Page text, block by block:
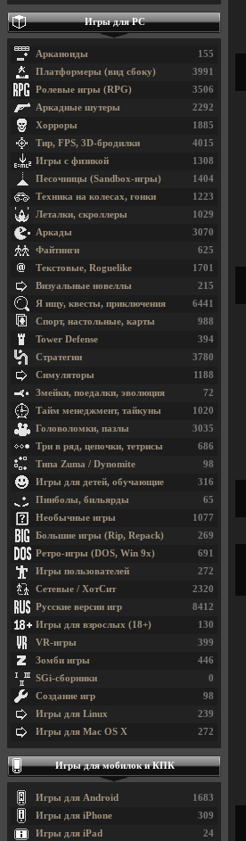
Игры для PC
155
Арканоиды
3991
Платформеры (вид сбоку)
3506
Ролевые игры (RPG)
2292
Аркадные шутеры
1885
Хорроры
4015
Тир, FPS, 3D-бродилки
1308
Игры с физикой
1404
Песочницы (Sandbox-игры)
1223
Техника на колесах, гонки
1029
Леталки, скроллеры
3070
Аркады
625
Файтинги
1701
Текстовые, Roguelike
215
Визуальные новеллы
6441
Я ищу, квесты, приключения
988
Спорт, настольные, карты
394
Tower Defense
3780
Стратегии
1188
Симуляторы
72
Змейки, поедалки, эволюция
1020
Тайм менеджмент, тайкуны
3035
Головоломки, пазлы
686
Три в ряд, цепочки, тетрисы
98
Типа Zuma / Dynomite
316
Игры для детей, обучающие
65
Пинболы, бильярды
1077
Необычные игры
269
Большие игры (Rip, Repack)
691
Ретро-игры (DOS, Win 9x)
272
Игры пользователей
2320
Сетевые / ХотСит
8412
Русские версии игр
130
Игры для взрослых (18+)
399
VR-игры
446
Зомби игры
0
SGi-сборники
98
Создание игр
239
Игры для Linux
272
Игры для Mac OS X
Игры для мобилок и КПК
1683
Игры для Android
309
Игры для iPhone
24
Игры для iPad